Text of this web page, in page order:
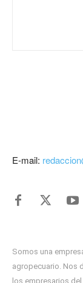
E-mail:
Somos una
agropecuario. Nos
los empresarios